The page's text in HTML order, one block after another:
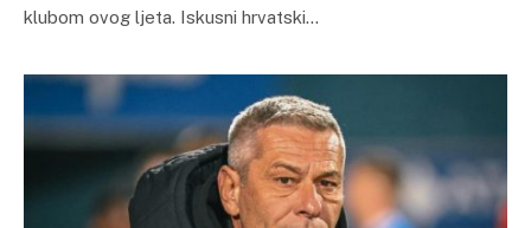
klubom ovog ljeta. Iskusni hrvatski…